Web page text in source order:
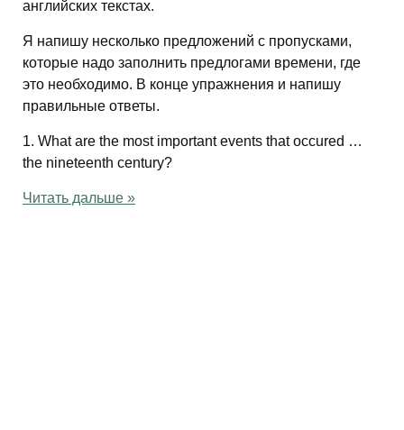
английских текстах.
Я напишу несколько предложений с пропусками,
которые надо заполнить предлогами времени, где
это необходимо. В конце упражнения и напишу
правильные ответы.
1. What are the most important events that occured …
the nineteenth century?
Читать дальше »